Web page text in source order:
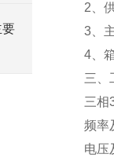
要
2、
3、
4、
三、
三相
频率
电压